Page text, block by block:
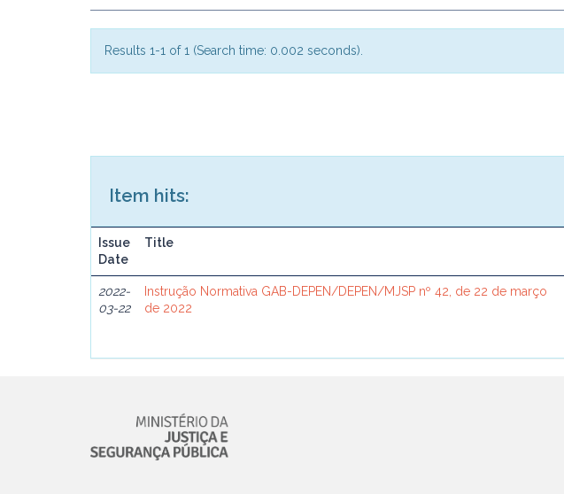
Results 1-1 of 1 (Search time: 0.002 seconds).
Item hits:
Issue
Date
Title
2022-
03-22
Instrução Normativa GAB-DEPEN/DEPEN/MJSP nº 42, de 22 de março
de 2022